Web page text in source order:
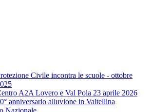
Civile incontra le scuole - ottobre
A2A Lovero e Val Pola 23 aprile 2026
anniversario alluvione in Valtellina